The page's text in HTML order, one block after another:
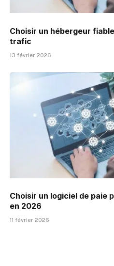
Choisir un hébergeur
trafic
13 février 2026
Choisir un logiciel de paie
en 2026
11 février 2026